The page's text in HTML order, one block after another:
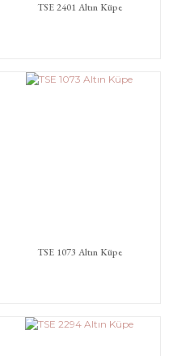
TSE 2401 Altın Küpe
TSE 1073 Altın Küpe